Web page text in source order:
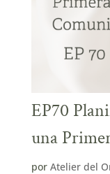
EP70
una
por Atelier del